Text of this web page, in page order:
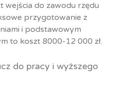
wejścia do zawodu rzędu
przygotowanie z
i podstawowym
to koszt 8000-12 000 zł.
do pracy i wyższego